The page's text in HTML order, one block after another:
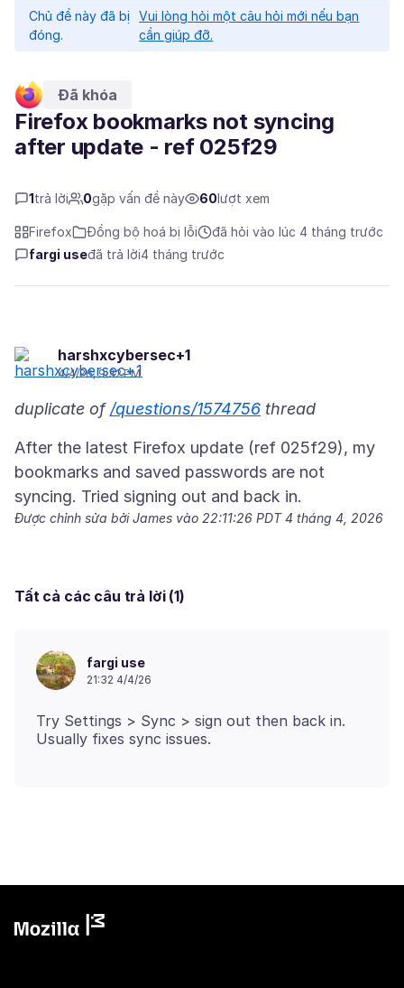
Chủ đề này đã bị
đóng.
Vui lòng hỏi một câu hỏi mới nếu bạn
cần giúp đỡ.
Đã khóa
Firefox bookmarks not syncing
after update - ref 025f29
1trả lời 0gặp vấn đề này 60lượt xem
Firefox Đồng bộ hoá bị lỗi
đã hỏi vào lúc 4 tháng trước
fargi useđã trả lời4 tháng trước
harshxcybersec+1
4/4/26, 9:32 PM
duplicate of/questions/1574756 thread
After the latest Firefox update (ref 025f29), my
bookmarks and saved passwords are not
Được chỉnh sửa bởi James vào 22:11:26 PDT 4 tháng 4, 2026
Tất cả các câu trả lời (1)
fargi use
21:32 4/4/26
Try Settings > Sync > sign out then back in.